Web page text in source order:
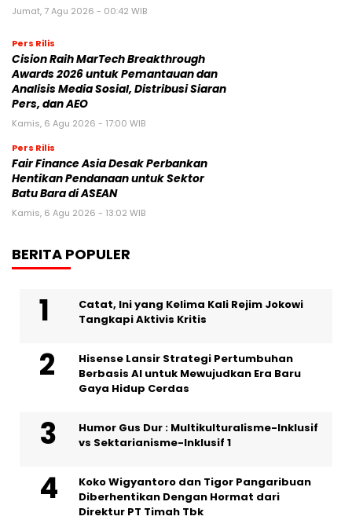
Jumat, 7 Agu 2026 - 00:42 WIB
Pers Rilis
Cision Raih MarTech Breakthrough
Awards 2026 untuk Pemantauan dan
Analisis Media Sosial, Distribusi Siaran
Pers, dan AEO
Kamis, 6 Agu 2026 - 17:00 WIB
Pers Rilis
Fair Finance Asia Desak Perbankan
Hentikan Pendanaan untuk Sektor
Batu Bara di ASEAN
Kamis, 6 Agu 2026 - 13:02 WIB
BERITA POPULER
Catat, Ini yang Kelima Kali Rejim Jokowi
Tangkapi Aktivis Kritis
Hisense Lansir Strategi Pertumbuhan
Berbasis AI untuk Mewujudkan Era Baru
Gaya Hidup Cerdas
Humor Gus Dur : Multikulturalisme-Inklusif
vs Sektarianisme-Inklusif 1
Koko Wigyantoro dan Tigor Pangaribuan
Diberhentikan Dengan Hormat dari
Direktur PT Timah Tbk